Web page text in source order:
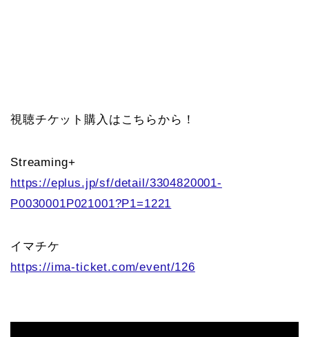
視聴チケット購入はこちらから！
Streaming+
https://eplus.jp/sf/detail/3304820001-
P0030001P021001?P1=1221
イマチケ
https://ima-ticket.com/event/126